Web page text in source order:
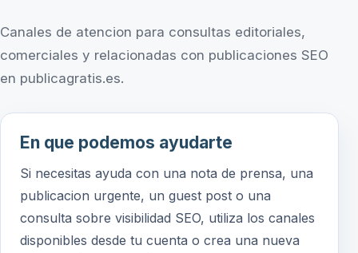
Canales de atencion para consultas editoriales,
comerciales y relacionadas con publicaciones SEO
en publicagratis.es.
En que podemos ayudarte
Si necesitas ayuda con una nota de prensa, una
publicacion urgente, un guest post o una
consulta sobre visibilidad SEO, utiliza los canales
disponibles desde tu cuenta o crea una nueva